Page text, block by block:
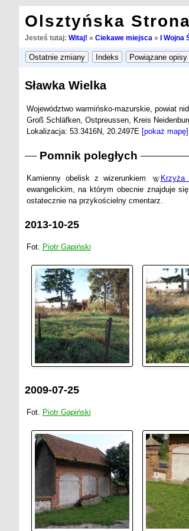
Olsztyńska
Jesteś tutaj: Witaj! » Ciekawe miejsca » I Wojna
Sławka Wielka
Województwo warmińsko-mazurskie, powiat
Groß Schläfken, Ostpreussen, Kreis
Lokalizacja: 53.3416N, 20.2497E [pokaż mapę]
Pomnik poległych
Kamienny obelisk z wizerunkiem Krzyża
ewangelickim, na którym obecnie znajduje
ostatecznie na przykościelny cmentarz.
2013-10-25
Fot. Piotr Gapiński
2009-07-25
Fot. Piotr Gapiński